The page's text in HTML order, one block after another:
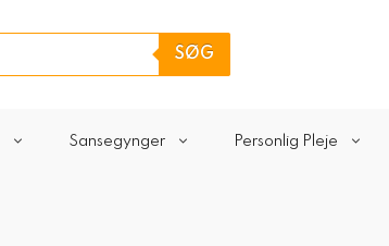
SØG
Sansegynger Personlig Pleje